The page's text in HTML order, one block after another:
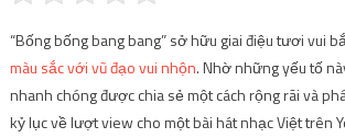
“Bống bống bang bang” sở hữu giai điệu tươi vui
màu sắc với vũ đạo vui nhộn. Nhờ những yếu tố
nhanh chóng được chia sẻ một cách rộng rãi và
kỷ lục về lượt view cho một bài hát nhạc Việt trên